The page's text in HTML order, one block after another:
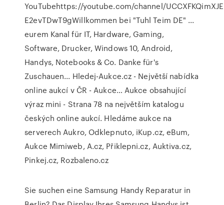
YouTubehttps://youtube.com/channel/
E2evTDwT9gWillkommen bei "Tuhl Teim DE" ...
eurem Kanal für IT, Hardware, Gaming,
Software, Drucker, Windows 10, Android,
Handys, Notebooks & Co. Danke für's
Zuschauen... Hledej-Aukce.cz - Největší nabídka
online aukcí v ČR - Aukce… Aukce obsahující
výraz mini - Strana 78 na největším katalogu
českých online aukcí. Hledáme aukce na
serverech Aukro, Odklepnuto, iKup.cz, eBum,
Aukce Mimiweb, A.cz, Přiklepni.cz, Auktiva.cz,
Pinkej.cz, Rozbaleno.cz
Sie suchen eine Samsung Handy Reparatur in